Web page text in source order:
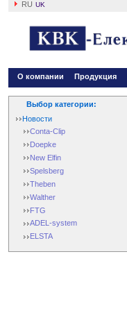
RU UK
О компании Продукция
Выбор категории:
Новости
Conta-Clip
Doepke
New Elfin
Spelsberg
Theben
Walther
FTG
ADEL-system
ELSTA